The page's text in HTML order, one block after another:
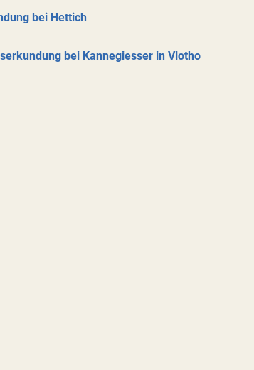
bei Hettich
bei Kannegiesser in Vlotho